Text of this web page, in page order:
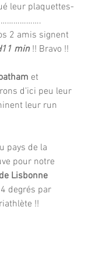
leur plaquettes-
……………….
2 amis signent
min !! Bravo !!
et
d’ici peu leur
leur run
pays de la
pour notre
Lisbonne
degrés par
!!